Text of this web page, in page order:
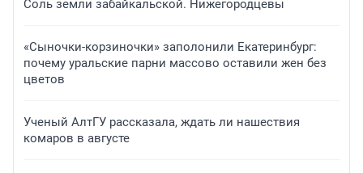
Соль земли забайкальской. Нижегородцевы
«Сыночки-корзиночки» заполонили Екатеринбург:
почему уральские парни массово оставили жен без
цветов
Ученый АлтГУ рассказала, ждать ли нашествия
комаров в августе